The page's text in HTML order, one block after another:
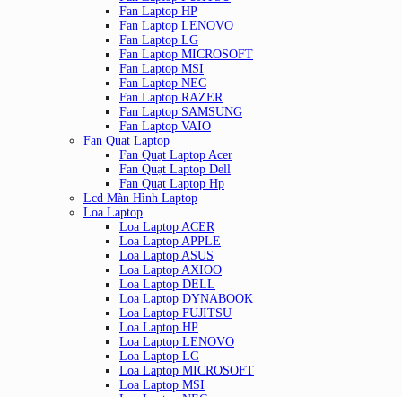
Fan Laptop HP
Fan Laptop LENOVO
Fan Laptop LG
Fan Laptop MICROSOFT
Fan Laptop MSI
Fan Laptop NEC
Fan Laptop RAZER
Fan Laptop SAMSUNG
Fan Laptop VAIO
Fan Quạt Laptop
Fan Quạt Laptop Acer
Fan Quạt Laptop Dell
Fan Quạt Laptop Hp
Lcd Màn Hình Laptop
Loa Laptop
Loa Laptop ACER
Loa Laptop APPLE
Loa Laptop ASUS
Loa Laptop AXIOO
Loa Laptop DELL
Loa Laptop DYNABOOK
Loa Laptop FUJITSU
Loa Laptop HP
Loa Laptop LENOVO
Loa Laptop LG
Loa Laptop MICROSOFT
Loa Laptop MSI